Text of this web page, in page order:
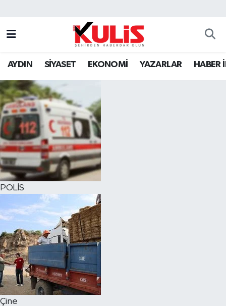
AYDIN SİYASET EKONOMİ YAZARLAR HABER
POLİS
Çine